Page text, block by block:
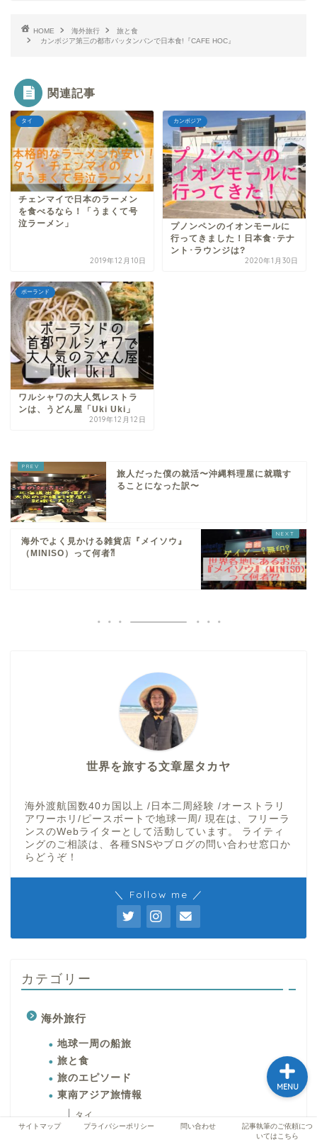
HOME 海外旅行
旅と食
カンボジア第三の都市バッタンバンで日本食!『CAFE HOC』
関連記事
タイ
チェンマイで日本のラーメン
を食べるなら！「うまくて号
泣ラーメン」
2019年12月10日
カンボジア
プノンペンのイオンモールに
行ってきました！日本食･テナ
ント･ラウンジは?
2020年1月30日
ポーランド
ワルシャワの大人気レストラ
ンは、うどん屋「Uki Uki」
2019年12月12日
旅人だった僕の就活〜沖縄料理屋に就職す
ることになった訳〜
海外でよく見かける雑貨店『メイソウ』
（MINISO）って何者⁈
世界を旅する文章屋タカヤ
海外渡航国数40カ国以上 /日本二周経験 /オーストラリ
アワーホリ/ピースボートで地球一周/ 現在は、フリーラ
ンスのWebライターとして活動しています。 ライティ
ングのご相談は、各種SNSやブログの問い合わせ窓口か
らどうぞ！
＼ Follow me ／
カテゴリー
海外旅行
地球一周の船旅
旅と食
旅のエピソード
東南アジア旅情報
タイ
ベトナム
サイトマップ プライバシーポリシー 問い合わせ
記事執筆のご依頼につ
いてはこちら
MENU
プロフィール